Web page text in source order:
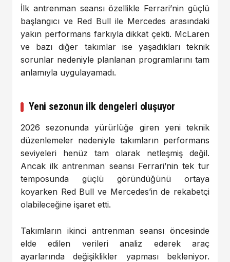
İlk antrenman seansı özellikle Ferrari’nin güçlü
başlangıcı ve Red Bull ile Mercedes arasındaki
yakın performans farkıyla dikkat çekti. McLaren
ve bazı diğer takımlar ise yaşadıkları teknik
sorunlar nedeniyle planlanan programlarını tam
anlamıyla uygulayamadı.
Yeni sezonun ilk dengeleri oluşuyor
2026 sezonunda yürürlüğe giren yeni teknik
düzenlemeler nedeniyle takımların performans
seviyeleri henüz tam olarak netleşmiş değil.
Ancak ilk antrenman seansı Ferrari’nin tek tur
temposunda güçlü göründüğünü ortaya
koyarken Red Bull ve Mercedes’in de rekabetçi
olabileceğine işaret etti.
Takımların ikinci antrenman seansı öncesinde
elde edilen verileri analiz ederek araç
ayarlarında değişiklikler yapması bekleniyor.